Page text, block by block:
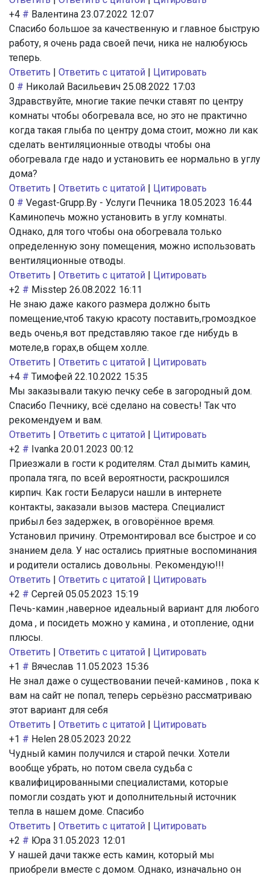
+4 # Валентина 23.07.2022 12:07
Спасибо большое за качественную и главное быструю
работу, я очень рада своей печи, ника не налюбуюсь
теперь.
Ответить
Ответить с цитатой
Цитировать
0 # Николай Васильевич 25.08.2022 17:03
Здравствуйте, многие такие печки ставят по центру
комнаты чтобы обогревала все, но это не практично
когда такая глыба по центру дома стоит, можно ли как
сделать вентиляционные отводы чтобы она
обогревала где надо и установить ее нормально в углу
дома?
Ответить
Ответить с цитатой
Цитировать
0 # Vegast-Grupp.By - Услуги Печника 18.05.2023 16:44
Каминопечь можно установить в углу комнаты.
Однако, для того чтобы она обогревала только
определенную зону помещения, можно использовать
вентиляционные отводы.
Ответить
Ответить с цитатой
Цитировать
+2 # Misstep 26.08.2022 16:11
Не знаю даже какого размера должно быть
помещение,чтоб такую красоту поставить,громоздкое
ведь очень,я вот представляю такое где нибудь в
мотеле,в горах,в общем холле.
Ответить
Ответить с цитатой
Цитировать
+4 # Тимофей 22.10.2022 15:35
Мы заказывали такую печку себе в загородный дом.
Спасибо Печнику, всё сделано на совесть! Так что
рекомендуем и вам.
Ответить
Ответить с цитатой
Цитировать
+2 # Ivanka 20.01.2023 00:12
Приезжали в гости к родителям. Стал дымить камин,
пропала тяга, по всей вероятности, раскрошился
кирпич. Как гости Беларуси нашли в интернете
контакты, заказали вызов мастера. Специалист
прибыл без задержек, в оговорённое время.
Установил причину. Отремонтировал все быстрое и со
знанием дела. У нас остались приятные воспоминания
и родители остались довольны. Рекомендую!!!
Ответить
Ответить с цитатой
Цитировать
+2 # Сергей 05.05.2023 15:19
Печь-камин ,наверное идеальный вариант для любого
дома , и посидеть можно у камина , и отопление, одни
плюсы.
Ответить
Ответить с цитатой
Цитировать
+1 # Вячеслав 11.05.2023 15:36
Не знал даже о существовании печей-каминов , пока к
вам на сайт не попал, теперь серьёзно рассматриваю
этот вариант для себя
Ответить
Ответить с цитатой
Цитировать
+1 # Helen 28.05.2023 20:22
Чудный камин получился и старой печки. Хотели
вообще убрать, но потом свела судьба с
квалифицированными специалистами, которые
помогли создать уют и дополнительный источник
тепла в нашем доме. Спасибо
Ответить
Ответить с цитатой
Цитировать
+2 # Юра 31.05.2023 12:01
У нашей дачи также есть камин, который мы
приобрели вместе с домом. Однако, изначально он